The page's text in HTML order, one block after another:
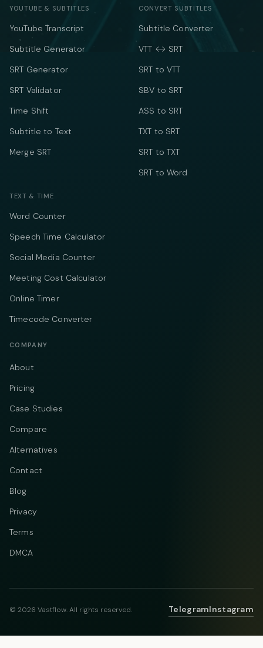
YOUTUBE & SUBTITLES
YouTube Transcript
Subtitle Generator
SRT Generator
SRT Validator
Time Shift
Subtitle to Text
Merge SRT
CONVERT SUBTITLES
Subtitle Converter
VTT ↔ SRT
SRT to VTT
SBV to SRT
ASS to SRT
TXT to SRT
SRT to TXT
SRT to Word
TEXT & TIME
Word Counter
Speech Time Calculator
Social Media Counter
Meeting Cost Calculator
Online Timer
Timecode Converter
COMPANY
About
Pricing
Case Studies
Compare
Alternatives
Contact
Blog
Privacy
Terms
DMCA
© 2026 Vastflow. All rights reserved. TelegramInstagram